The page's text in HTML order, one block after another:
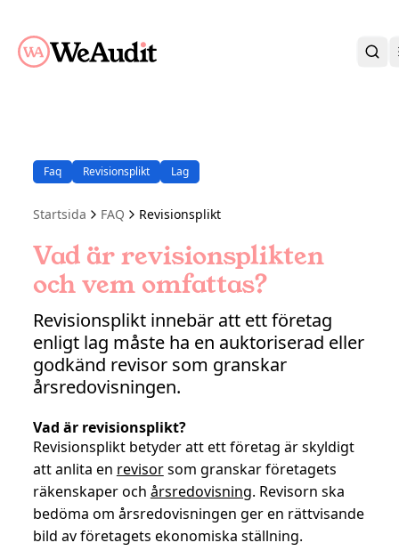
OM OSS
KONTAKT
Faq Revisionsplikt Lag
Startsida FAQ Revisionsplikt
Vad är revisionsplikten
och vem omfattas?
Revisionsplikt innebär att ett företag
enligt lag måste ha en auktoriserad eller
godkänd revisor som granskar
årsredovisningen.
Vad är revisionsplikt?
Revisionsplikt betyder att ett företag är skyldigt
att anlita en revisorsom granskar företagets
räkenskaper och årsredovisning. Revisorn ska
bedöma om årsredovisningen ger en rättvisande
bild av företagets ekonomiska ställning.